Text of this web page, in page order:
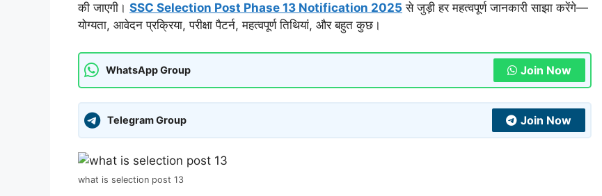
की जाएगी। SSC Selection Post Phase 13 Notification 2025 से जुड़ी हर महत्वपूर्ण जानकारी साझा करेंगे—
योग्यता, आवेदन प्रक्रिया, परीक्षा पैटर्न, महत्वपूर्ण तिथियां, और बहुत कुछ।
WhatsApp Group Join Now
Telegram Group Join Now
what is selection post 13